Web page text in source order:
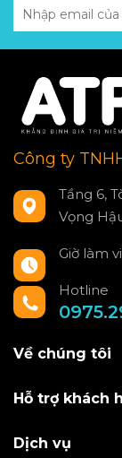
Công ty
Tầng 6,
Vọng
Giờ làm
Hotline
Về chúng tôi
Hỗ trợ khách
Dịch vụ